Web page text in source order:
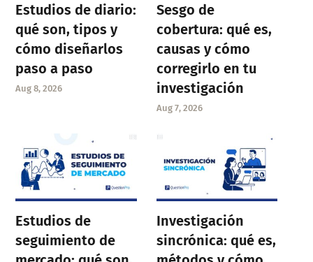
Estudios de diario:
qué son, tipos y
cómo diseñarlos
paso a paso
Aug 8, 2026
Sesgo de
cobertura: qué es,
causas y cómo
corregirlo en tu
investigación
Aug 7, 2026
Estudios de
seguimiento de
Investigación
sincrónica: qué es,